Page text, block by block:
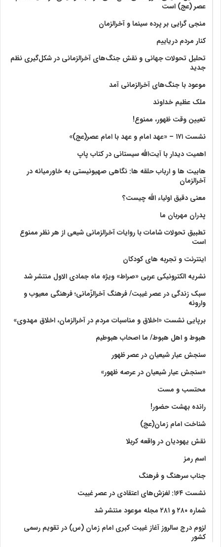
عصر (عج) است
منجی گرایی بر پرده سینما و آخرالزمان
کنار مردم دریاییم
تحلیل تحولات جهانی و نقش جنگ‌های آخرالزمانی در شکل‌گیری نظم
جدید
موعود با جنگ‌های آخرالزمانی آمد
ملک عظیم خداوند
تعیین وقت ظهور، ممنوع!
نشست ۱۷۱ – «عهد امام و عهد با امام عصر(عج)»
اهمیت دیدار با آیت‌الله سیستانی در کتاب پاپ
هابیت ها و ارباب حلقه ها: نگاهی صهیونیستی به خاورمیانه در
آخرالزمان
معنی دقیق اولیاء الله چیست؟
پدران مهربان ما
تطبیق تحولات شامات با روایات آخرالزمانی شیعی از هر نظر ممنوع
است
اینترنت و تجربه های کودکان
نشریه الکترونیکی عربی «صراط» ویژه ماه جمادی الاول منتشر شد
سبک زندگی در عصر غیبت/ فرهنگ آخرالزّمانی؛ فرهنگی معیوب و
وارونه
برپایی نشست «اخلاق و مناسبات مردم در آخرالزمان، اخلاق مهدوی»
هبوط و اهل هبوط/ ما اصحاب هبوطیم
سنجش عیار شیعیان در عصر ظهور
«سنجش عیار شیعیان در عرصه ظهور»
محتسب و مست
رانده بهشت‌ حضور!
شناخت امام زمان(عج)
نقش یهودیان در واقعه کربلا
اسم رمز
جناب سرهنگ و فرهنگ
نشست ۱۶۴: لغزش‌های اعتقادی در عصر غیبت
شماره ۲۸۰ و ۲۸۱ مجله موعود منتشر شد
لزوم درج سالروز آغاز غیبت کبری امام زمان (س) در تقویم رسمی
کشور